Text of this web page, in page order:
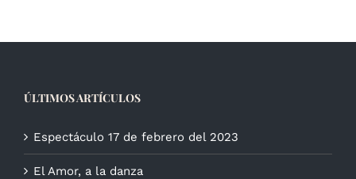
ÚLTIMOS ARTÍCULOS
Espectáculo 17 de febrero del 2023
El Amor, a la danza